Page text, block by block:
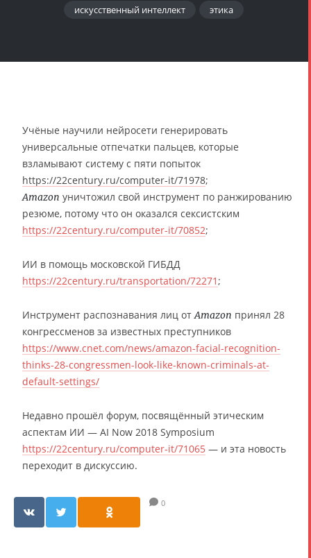
искусственный интеллект
этика
Учёные научили нейросети генерировать
универсальные отпечатки пальцев, которые
взламывают систему с пяти попыток
https://22century.ru/computer-it/71978;
Amazon уничтожил свой инструмент по ранжированию
резюме, потому что он оказался сексистским
https://22century.ru/computer-it/70852;
ИИ в помощь московской ГИБДД
https://22century.ru/transportation/72271;
Инструмент распознавания лиц отAmazon принял 28
конгрессменов за известных преступников
https://www.cnet.com/news/amazon-facial-recognition-
thinks-28-congressmen-look-like-known-criminals-at-
default-settings/
Недавно прошёл форум, посвящённый этическим
аспектам ИИ — AI Now 2018 Symposium
https://22century.ru/computer-it/71065 — и эта новость
переходит в дискуссию.
0